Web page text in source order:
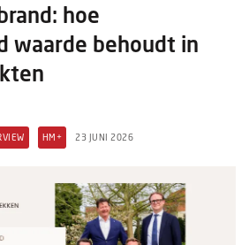
hoe
waarde behoudt in
HM+ 23 JUNI 2026